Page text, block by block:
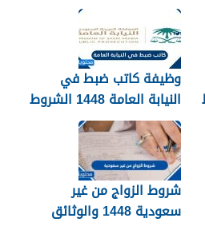
وظيفة كاتب ضبط في
النيابة العامة 1448 الشروط
وطريقة التقديم
شروط الزواج من غير
سعودية 1448 والوثائق